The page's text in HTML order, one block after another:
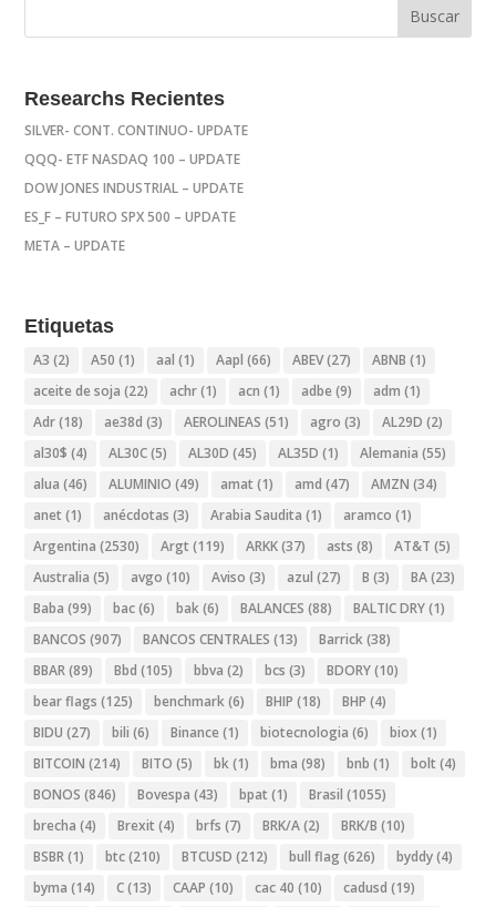
Researchs Recientes
SILVER- CONT. CONTINUO- UPDATE
QQQ- ETF NASDAQ 100 – UPDATE
DOW JONES INDUSTRIAL – UPDATE
ES_F – FUTURO SPX 500 – UPDATE
META – UPDATE
Etiquetas
A3 (2) A50 (1) aal (1) Aapl (66) ABEV(27) ABNB (1)
aceite de soja (22) achr(1) acn (1) adbe (9) adm (1)
Adr(18) ae38d (3) AEROLINEAS (51) agro (3) AL29D (2)
al30$ (4) AL30C(5) AL30D (45) AL35D (1) Alemania (55)
alua (46) ALUMINIO (49) amat (1) amd (47) AMZN (34)
anet (1) anécdotas (3) Arabia Saudita (1) aramco (1)
Argentina (2530) Argt (119) ARKK(37) asts (8) AT&T (5)
Australia (5) avgo (10) Aviso (3) azul (27) B (3) BA(23)
Baba (99) bac(6) bak(6) BALANCES (88) BALTIC DRY(1)
BANCOS (907) BANCOS CENTRALES (13) Barrick(38)
BBAR(89) Bbd (105) bbva (2) bcs (3) BDORY(10)
bear flags (125) benchmark(6) BHIP (18) BHP (4)
BIDU (27) bili (6) Binance (1) biotecnologia (6) biox (1)
BITCOIN (214) BITO (5) bk(1) bma (98) bnb (1) bolt (4)
BONOS (846) Bovespa (43) bpat (1) Brasil (1055)
brecha (4) Brexit (4) brfs (7) BRK/A(2) BRK/B (10)
BSBR(1) btc(210) BTCUSD (212) bull flag (626) byddy(4)
byma (14) C(13) CAAP (10) cac 40 (10) cadusd (19)